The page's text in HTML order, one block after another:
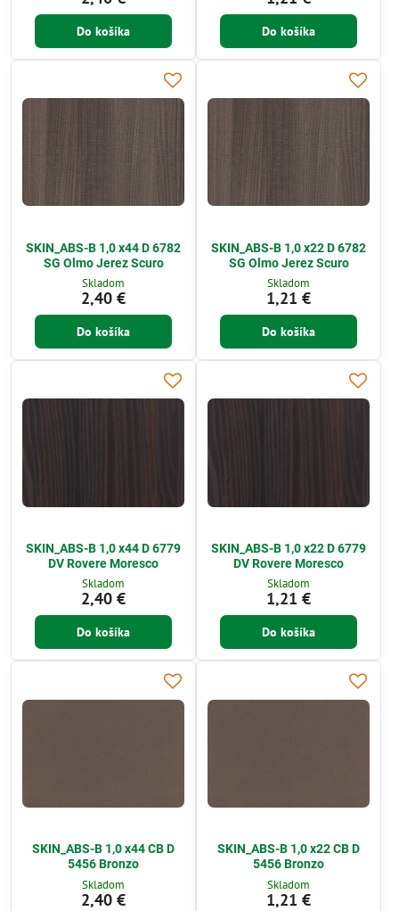
Do košíka Do košíka
SKIN_ABS-B 1,0 x44 D 6782
SG Olmo Jerez Scuro
Skladom
2,40 €
Do košíka
SKIN_ABS-B 1,0 x22 D 6782
SG Olmo Jerez Scuro
Skladom
1,21 €
Do košíka
SKIN_ABS-B 1,0 x44 D 6779
DV Rovere Moresco
Skladom
2,40 €
Do košíka
SKIN_ABS-B 1,0 x22 D 6779
DV Rovere Moresco
Skladom
1,21 €
Do košíka
SKIN_ABS-B 1,0 x44 CB D
5456 Bronzo
Skladom
2,40 €
SKIN_ABS-B 1,0 x22 CB D
5456 Bronzo
Skladom
1,21 €